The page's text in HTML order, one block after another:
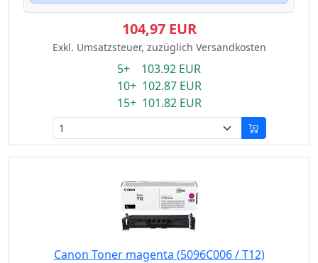
104,97 EUR
Exkl. Umsatzsteuer, zuzüglich Versandkosten
5+ 103.92 EUR
10+ 102.87 EUR
15+ 101.82 EUR
Canon Toner magenta (5096C006 / T12)